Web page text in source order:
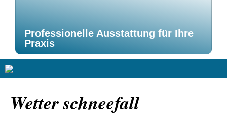
Professionelle Ausstattung für Ihre
Praxis
Wetter schneefall